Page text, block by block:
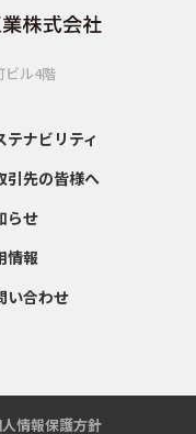
ビル4階
テナビリティ
引先の皆様へ
らせ
情報
い合わせ
情報保護方針